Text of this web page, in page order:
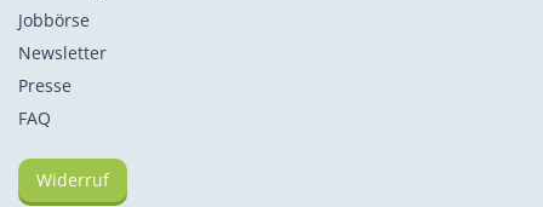
Jobbörse
Newsletter
Presse
FAQ
Widerruf